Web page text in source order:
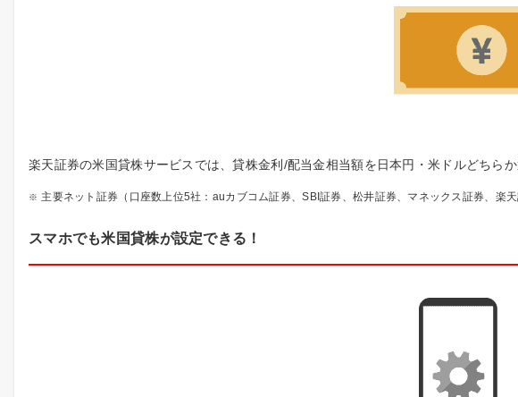
楽天証券の米国貸株サービスでは、貸株金利/配当金相当額を日本円・米ドルどちら
主要ネット証券（口座数上位5社：auカブコム証券、SBI証券、松井証券、マネックス証券、楽
スマホでも米国貸株が設定できる！